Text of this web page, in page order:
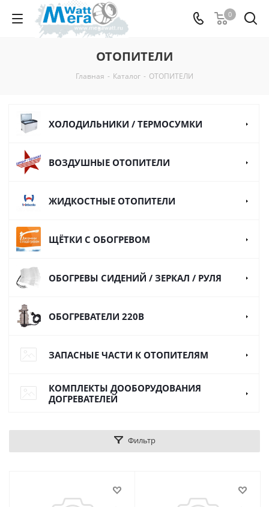
0
ОТОПИТЕЛИ
Главная - Каталог - ОТОПИТЕЛИ
ХОЛОДИЛЬНИКИ / ТЕРМОСУМКИ
ВОЗДУШНЫЕ ОТОПИТЕЛИ
ЖИДКОСТНЫЕ ОТОПИТЕЛИ
ЩЁТКИ С ОБОГРЕВОМ
ОБОГРЕВЫ СИДЕНИЙ / ЗЕРКАЛ / РУЛЯ
ОБОГРЕВАТЕЛИ 220В
ЗАПАСНЫЕ ЧАСТИ К ОТОПИТЕЛЯМ
КОМПЛЕКТЫ ДООБОРУДОВАНИЯ
ДОГРЕВАТЕЛЕЙ
Фильтр